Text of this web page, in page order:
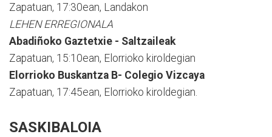
Zapatuan, 17:30ean, Landakon
LEHEN ERREGIONALA
Abadiñoko Gaztetxie - Saltzaileak
Zapatuan, 15:10ean, Elorrioko kiroldegian
Elorrioko Buskantza B- Colegio Vizcaya
Zapatuan, 17:45ean, Elorrioko kiroldegian.
SASKIBALOIA